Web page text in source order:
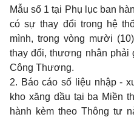
Mẫu số 1 tại Phụ lục ban
có sự thay đổi trong hệ
mình, trong vòng mười
thay đổi, thương nhân phải
Công Thương.
2. Báo cáo số liệu nhập -
kho xăng dầu tại ba Miền
hành kèm theo Thông tư